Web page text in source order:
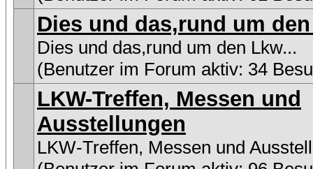
Dies und das,rund um
Dies und das,rund um den Lkw...
(Benutzer im Forum aktiv: 34
LKW-Treffen, Messen und
Ausstellungen
LKW-Treffen, Messen und